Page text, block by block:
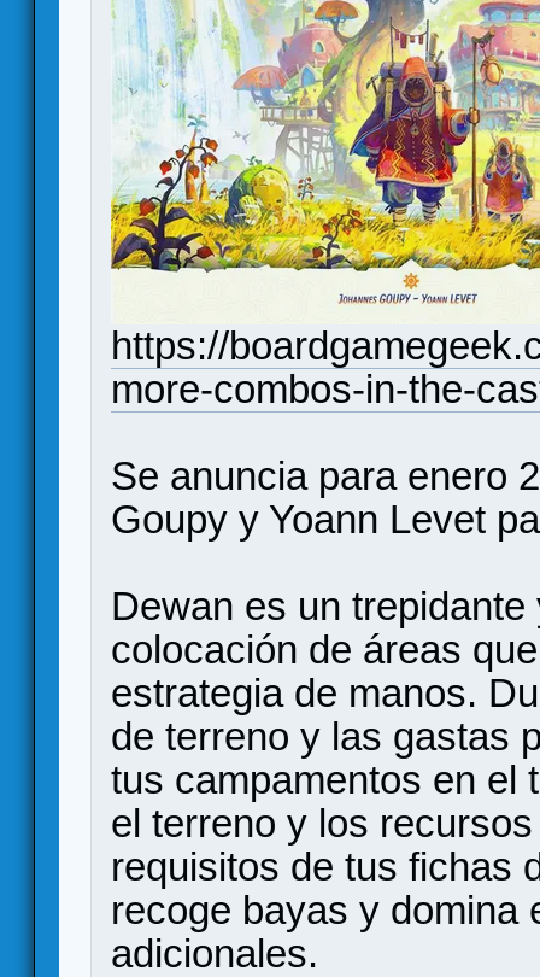
https://
more-combos-in-the-
Se anuncia para enero
Goupy y Yoann Levet
Dewan es un
colocación de áreas
estrategia de manos.
de terreno y las gastas
tus campamentos en el
el terreno y los
requisitos de tus fichas
recoge bayas y domina
adicionales.